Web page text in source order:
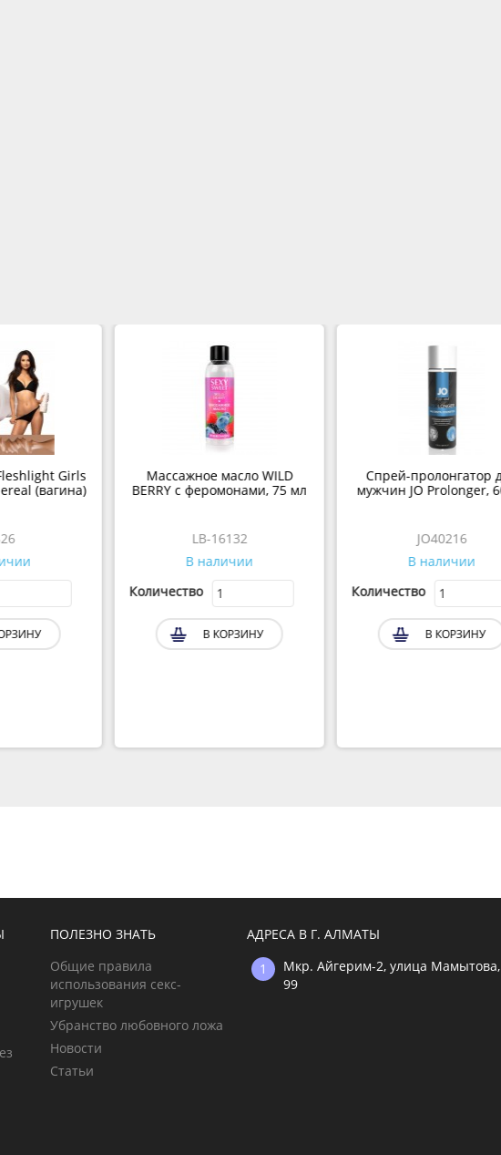
Girls
(вагина)
Массажное масло WILD
BERRY с феромонами, 75 мл
LB-16132
В наличии
Количество
В КОРЗИНУ
Спрей-пролонгатор для
мужчин JO Prolonger, 60 мл
JO40216
В наличии
Количество
В КОРЗИНУ
ПОЛЕЗНО ЗНАТЬ
Общие правила
использования секс-
игрушек
Убранство любовного ложа
Новости
Статьи
АДРЕСА В Г. АЛМАТЫ
Мкр. Айгерим-2, улица Мамытова,
99